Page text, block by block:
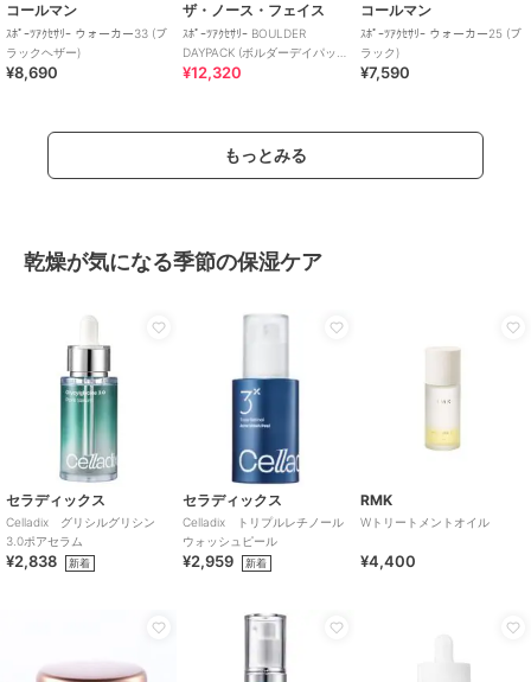
コールマン
ｽﾎﾟｰﾂｱｸｾｻﾘｰ ウォーカー33 (ブ
ラックヘザー)
¥8,690
ザ・ノース・フェイス
ｽﾎﾟｰﾂｱｸｾｻﾘｰ BOULDER
DAYPACK (ボルダーデイパッ
ク)
¥12,320
コールマン
ｽﾎﾟｰﾂｱｸｾｻﾘｰ ウォーカー25 (ブ
ラック)
¥7,590
もっとみる
乾燥が気になる季節の保湿ケア
セラディックス
Celladix グリシルグリシン
3.0ポアセラム
¥2,838 新着
セラディックス
Celladix トリプルレチノール
ウォッシュピール
¥2,959 新着
RMK
Wトリートメントオイル
¥4,400